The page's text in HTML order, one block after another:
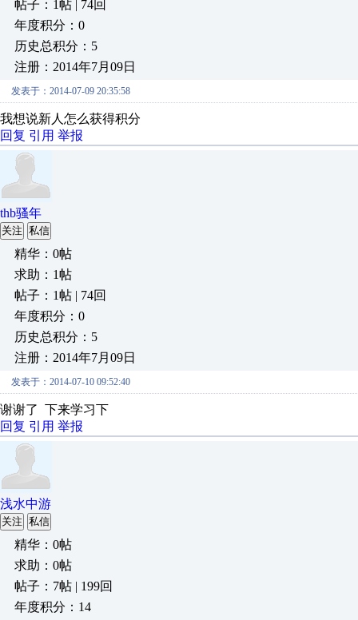
帖子：1帖 | 74回
年度积分：0
历史总积分：5
注册：2014年7月09日
发表于：2014-07-09 20:35:58
我想说新人怎么获得积分
回复 引用 举报
thb骚年
关注 私信
精华：0帖
求助：1帖
帖子：1帖 | 74回
年度积分：0
历史总积分：5
注册：2014年7月09日
发表于：2014-07-10 09:52:40
谢谢了 下来学习下
回复 引用 举报
浅水中游
关注 私信
精华：0帖
求助：0帖
帖子：7帖 | 199回
年度积分：14